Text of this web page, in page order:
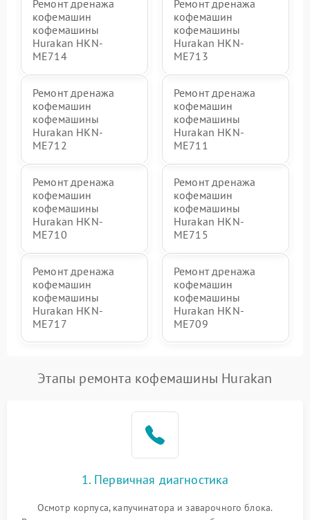
Ремонт дренажа
кофемашин
кофемашины
Hurakan HKN-
ME714
Ремонт дренажа
кофемашин
кофемашины
Hurakan HKN-
ME713
Ремонт дренажа
кофемашин
кофемашины
Hurakan HKN-
ME712
Ремонт дренажа
кофемашин
кофемашины
Hurakan HKN-
ME711
Ремонт дренажа
кофемашин
кофемашины
Hurakan HKN-
ME710
Ремонт дренажа
кофемашин
кофемашины
Hurakan HKN-
ME715
Ремонт дренажа
кофемашин
кофемашины
Hurakan HKN-
ME717
Ремонт дренажа
кофемашин
кофемашины
Hurakan HKN-
ME709
Этапы ремонта кофемашины Hurakan
1. Первичная диагностика
Осмотр корпуса, капучинатора и заварочного блока.